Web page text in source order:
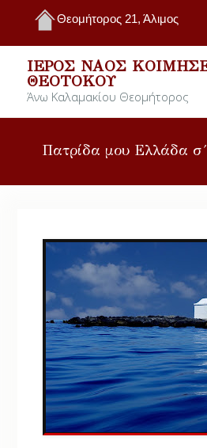
Θεομήτορος 21, Άλιμος
ΙΕΡΌΣ ΝΑΌΣ
ΘΕΟΤΌΚΟΥ
Άνω Καλαμακίου Θεομήτορος
Πατρίδα μου Ελλάδα